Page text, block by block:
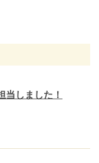
当しました！